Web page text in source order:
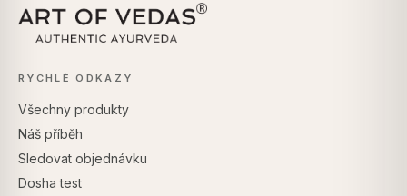
RYCHLÉ ODKAZY
Všechny produkty
Náš příběh
Sledovat objednávku
Dosha test